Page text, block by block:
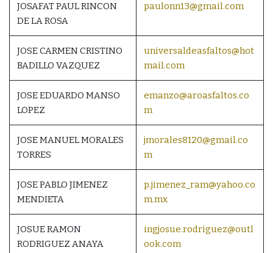
JOSAFAT PAUL RINCON
DE LA ROSA
paulonn13@gmail.com
JOSE CARMEN CRISTINO
BADILLO VAZQUEZ
universaldeasfaltos@hot
mail.com
JOSE EDUARDO MANSO
LOPEZ
emanzo@aroasfaltos.co
m
JOSE MANUEL MORALES
TORRES
jmorales8120@gmail.co
m
JOSE PABLO JIMENEZ
MENDIETA
p.jimenez_ram@yahoo.co
m.mx
JOSUE RAMON
RODRIGUEZ ANAYA
ingjosue.rodriguez@outl
ook.com